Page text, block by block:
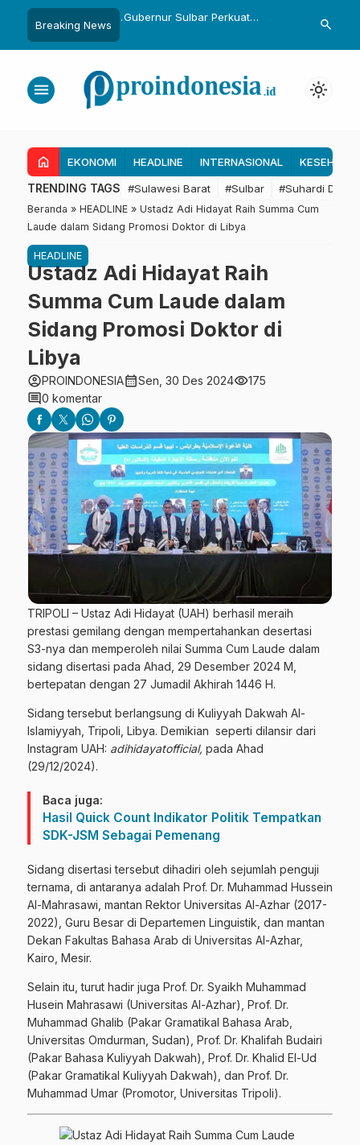
Breaking News
Hasil Riset Jadi
Transmigrasi
Gubernur Sulbar Perkuat
untuk Mendukung Pembangunan
Temui
Kapal 30
search
menu light_mode
home EKONOMI HEADLINE INTERNASIONAL
TRENDING TAGS #Sulawesi Barat #Sulbar #Suhardi Duka
Beranda » HEADLINE » Ustadz Adi Hidayat Raih Summa Cum
Laude dalam Sidang Promosi Doktor di Libya
HEADLINE
Ustadz Adi Hidayat Raih
Summa Cum Laude dalam
Sidang Promosi Doktor di
Libya
account_circlePROINDONESIAcalendar_monthSen, 30 Des 2024visibility175
comment0 komentar
TRIPOLI – Ustaz Adi Hidayat (UAH) berhasil meraih
prestasi gemilang dengan mempertahankan desertasi
S3-nya dan memperoleh nilai Summa Cum Laude dalam
sidang disertasi pada Ahad, 29 Desember 2024 M,
bertepatan dengan 27 Jumadil Akhirah 1446 H.
Sidang tersebut berlangsung di Kuliyyah Dakwah Al-
Islamiyyah, Tripoli, Libya. Demikian seperti dilansir dari
Instagram UAH: adihidayatofficial, pada Ahad
(29/12/2024).
Baca juga:
Hasil Quick Count Indikator Politik Tempatkan
SDK-JSM Sebagai Pemenang
Sidang disertasi tersebut dihadiri oleh sejumlah penguji
ternama, di antaranya adalah Prof. Dr. Muhammad Hussein
Al-Mahrasawi, mantan Rektor Universitas Al-Azhar (2017-
2022), Guru Besar di Departemen Linguistik, dan mantan
Dekan Fakultas Bahasa Arab di Universitas Al-Azhar,
Kairo, Mesir.
Selain itu, turut hadir juga Prof. Dr. Syaikh Muhammad
Husein Mahrasawi (Universitas Al-Azhar), Prof. Dr.
Muhammad Ghalib (Pakar Gramatikal Bahasa Arab,
Universitas Omdurman, Sudan), Prof. Dr. Khalifah Budairi
(Pakar Bahasa Kuliyyah Dakwah), Prof. Dr. Khalid El-Ud
(Pakar Gramatikal Kuliyyah Dakwah), dan Prof. Dr.
Muhammad Umar (Promotor, Universitas Tripoli).